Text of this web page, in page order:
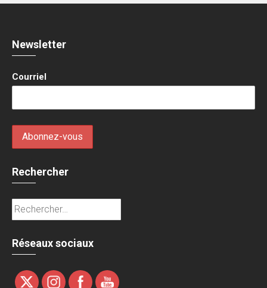
Newsletter
Courriel
Rechercher
Rechercher :
Réseaux sociaux